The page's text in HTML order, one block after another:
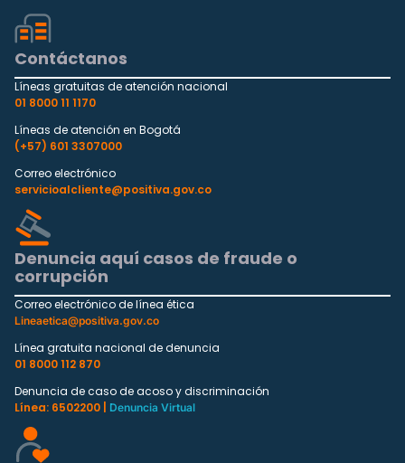
Contáctanos
Líneas gratuitas de atención nacional
01 8000 11 1170
Líneas de atención en Bogotá
(+57) 601 3307000
Correo electrónico
servicioalcliente@positiva.gov.co
Denuncia aquí casos de fraude o
corrupción
Correo electrónico de línea ética
Lineaetica@positiva.gov.co
Línea gratuita nacional de denuncia
01 8000 112 870
Denuncia de caso de acoso y discriminación
Línea: 6502200 |
Denuncia Virtual